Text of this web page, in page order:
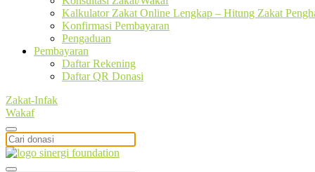
Kalkulator Zakat Online Lengkap – Hitung Zakat
Konfirmasi Pembayaran
Pengaduan
Pembayaran
Daftar Rekening
Daftar QR Donasi
Zakat-Infak
Wakaf